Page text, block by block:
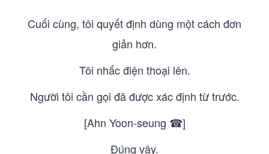
Cuối cùng, tôi quyết định dùng một cách đơn
giản hơn.
Tôi nhấc điện thoại lên.
Người tôi cần gọi đã được xác định từ trước.
[Ahn Yoon-seung ☎]
Đúng vậy.